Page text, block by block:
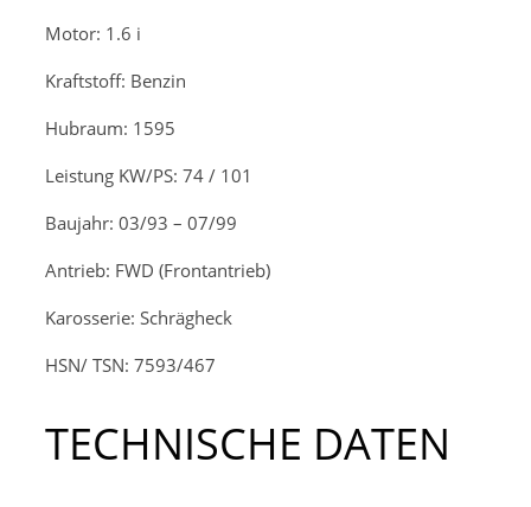
Motor: 1.6 i
Kraftstoff: Benzin
Hubraum: 1595
Leistung KW/PS: 74 / 101
Baujahr: 03/93 – 07/99
Antrieb: FWD (Frontantrieb)
Karosserie: Schrägheck
HSN/ TSN: 7593/467
TECHNISCHE DATEN